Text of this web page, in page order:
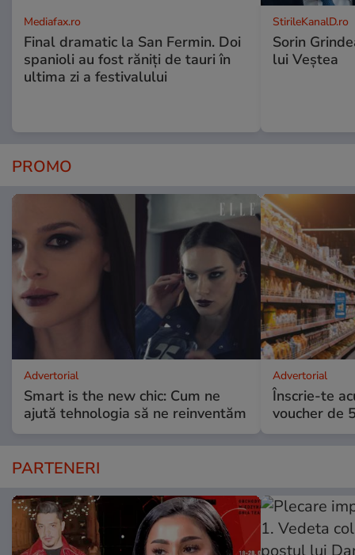
Mediafax.ro
Final dramatic la San Fermin. Doi
spanioli au fost răniți de tauri în
ultima zi a festivalului
StirileKanalD.ro
Sorin
lui Veștea
PROMO
Advertorial
Smart is the new chic: Cum ne
ajută tehnologia să ne reinventăm
Advertorial
Înscrie-te
voucher de
PARTENERI